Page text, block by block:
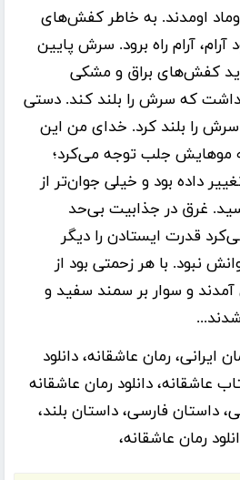
اومدند. به خاطر کفش‌های
آرام راه برود. سرش پایین
کفش‌های براق و مشکی
که سرش را بلند کند. دستی
را بلند کرد. خدای من این
موهایش جلب توجه می‌کرد؛
داده بود و خیلی جوان‌تر از
غرق در جذابیت بی‌حد
قدرت ایستادن را دیگر
نبود. با هر زحمتی بود از
آمدند و سوار بر سمند سفید و
ایرانی، رمان عاشقانه، دانلود
عاشقانه، دانلود رمان عاشقانه
داستان فارسی، داستان بلند،
رمان عاشقانه،